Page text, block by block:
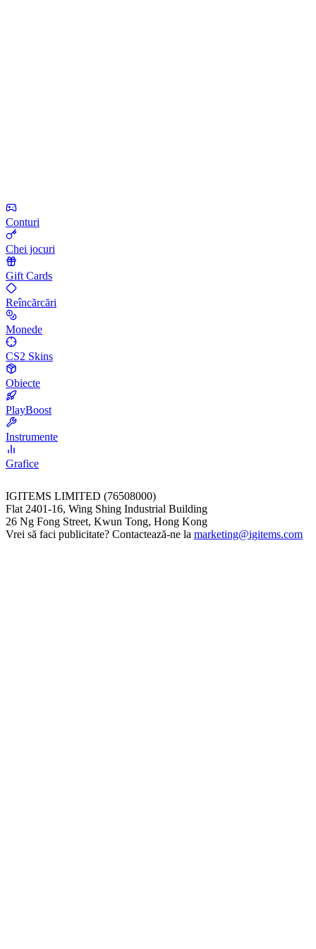
Conturi
Chei jocuri
Gift Cards
Reîncărcări
Monede
CS2 Skins
Obiecte
PlayBoost
Instrumente
Grafice
IGITEMS LIMITED (76508000)
Flat 2401-16, Wing Shing Industrial Building
26 Ng Fong Street, Kwun Tong, Hong Kong
Vrei să faci publicitate? Contactează-ne la marketing@igitems.com